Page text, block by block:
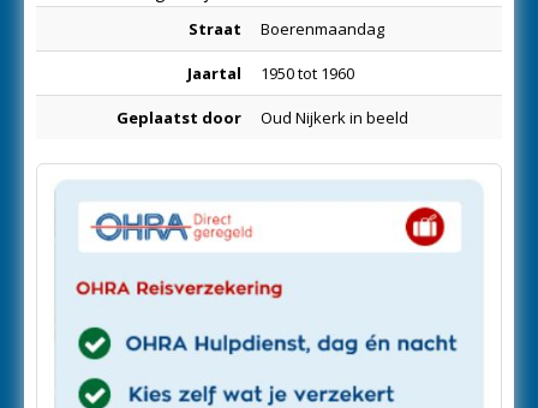
Straat Boerenmaandag
Jaartal 1950 tot 1960
Geplaatst door Oud Nijkerk in beeld